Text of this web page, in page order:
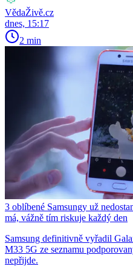
VědaŽivě.cz
dnes, 15:17
2 min
3 oblíbené Samsungy už
má, vážně tím riskuje každý den
Samsung definitivně vyřadil
M33 5G ze seznamu
nepřijde.